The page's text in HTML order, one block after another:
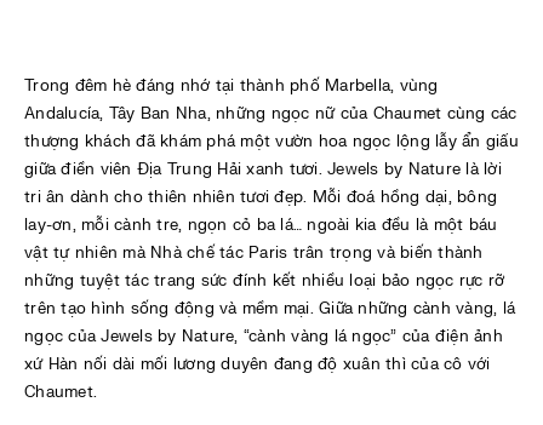
Trong đêm hè đáng nhớ tại thành phố Marbella, vùng
Andalucía, Tây Ban Nha, những ngọc nữ của Chaumet cùng các
thượng khách đã khám phá một vườn hoa ngọc lộng lẫy ẩn giấu
giữa điền viên Địa Trung Hải xanh tươi. Jewels by Nature là lời
tri ân dành cho thiên nhiên tươi đẹp. Mỗi đoá hồng dại, bông
lay-ơn, mỗi cành tre, ngọn cỏ ba lá… ngoài kia đều là một báu
vật tự nhiên mà Nhà chế tác Paris trân trọng và biến thành
những tuyệt tác trang sức đính kết nhiều loại bảo ngọc rực rỡ
trên tạo hình sống động và mềm mại. Giữa những cành vàng, lá
ngọc của Jewels by Nature, “cành vàng lá ngọc” của điện ảnh
xứ Hàn nối dài mối lương duyên đang độ xuân thì của cô với
Chaumet.